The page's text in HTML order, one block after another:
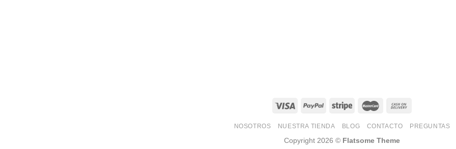
NOSOTROS NUESTRA TIENDA BLOG CONTACTO PREGUNTAS
Copyright 2026 © Flatsome Theme